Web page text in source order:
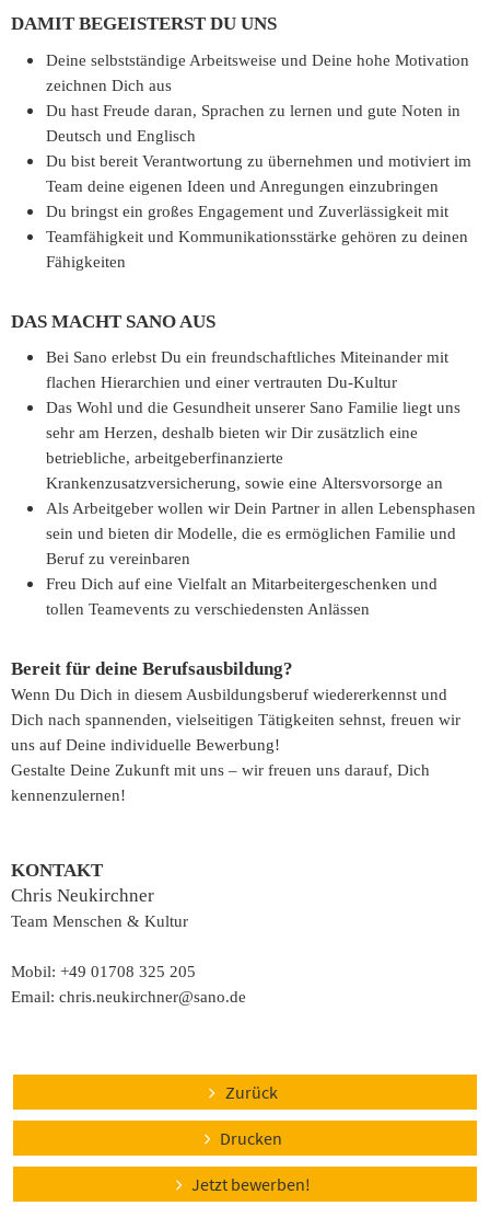
DAMIT BEGEISTERST DU UNS
Deine selbstständige Arbeitsweise und Deine hohe Motivation
zeichnen Dich aus
Du hast Freude daran, Sprachen zu lernen und gute Noten in
Deutsch und Englisch
Du bist bereit Verantwortung zu übernehmen und motiviert im
Team deine eigenen Ideen und Anregungen einzubringen
Du bringst ein großes Engagement und Zuverlässigkeit mit
Teamfähigkeit und Kommunikationsstärke gehören zu deinen
Fähigkeiten
DAS MACHT SANO AUS
Bei Sano erlebst Du ein freundschaftliches Miteinander mit
flachen Hierarchien und einer vertrauten Du-Kultur
Das Wohl und die Gesundheit unserer Sano Familie liegt uns
sehr am Herzen, deshalb bieten wir Dir zusätzlich eine
betriebliche, arbeitgeberfinanzierte
Krankenzusatzversicherung, sowie eine Altersvorsorge an
Als Arbeitgeber wollen wir Dein Partner in allen Lebensphasen
sein und bieten dir Modelle, die es ermöglichen Familie und
Beruf zu vereinbaren
Freu Dich auf eine Vielfalt an Mitarbeitergeschenken und
tollen Teamevents zu verschiedensten Anlässen
Bereit für deine Berufsausbildung?
Wenn Du Dich in diesem Ausbildungsberuf wiedererkennst und
Dich nach spannenden, vielseitigen Tätigkeiten sehnst, freuen wir
uns auf Deine individuelle Bewerbung!
Gestalte Deine Zukunft mit uns – wir freuen uns darauf, Dich
kennenzulernen!
KONTAKT
Chris Neukirchner
Team Menschen & Kultur
Mobil: +49 01708 325 205
Email: chris.neukirchner@sano.de
Zurück
Drucken
Jetzt bewerben!